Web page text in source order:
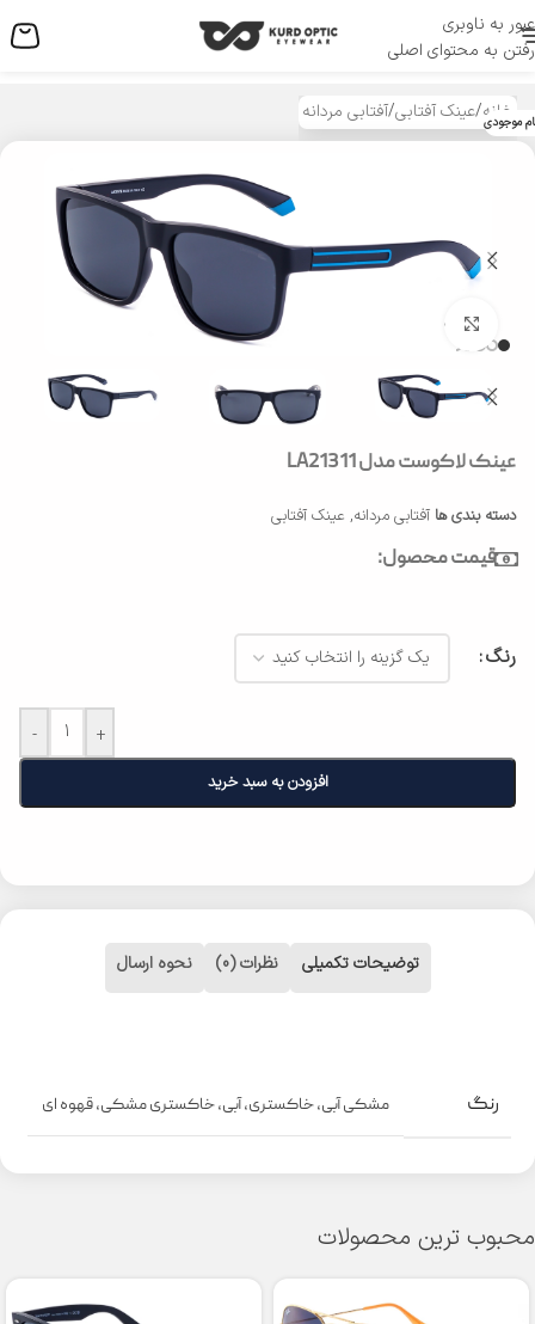
عبور به ناوبری
رفتن به محتوای اصلی
منو
خانه/عینک آفتابی/آفتابی مردانه موجودی
بزرگنمایی تصویر
عینک لاکوست مدل LA21311
دسته بندی ها آفتابی مردانه, عینک آفتابی
قیمت محصول:
رنگ
- +
افزودن به سبد خرید
توضیحات تکمیلی نظرات (0) نحوه ارسال
رنگ مشکی آبی,خاکستری,آبی,خاکستری مشکی,قهوه ای
محبوب ترین محصولات